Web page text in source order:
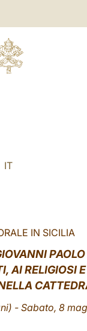
IT
IN SICILIA
PAOLO
AI RELIGIOSI E
- Sabato, 8